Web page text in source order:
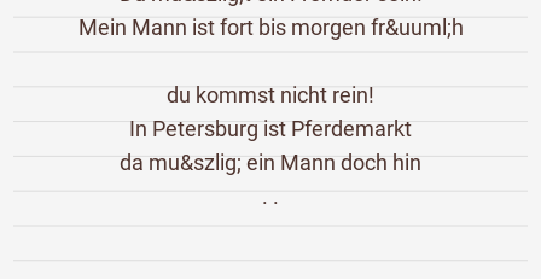
Mein Mann ist fort bis morgen fr&uuml;h
du kommst nicht rein!
In Petersburg ist Pferdemarkt
da mu&szlig; ein Mann doch hin
. .